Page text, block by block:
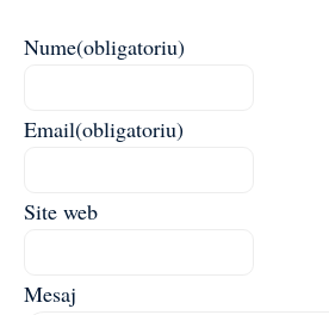
Nume(obligatoriu)
Email(obligatoriu)
Site web
Mesaj